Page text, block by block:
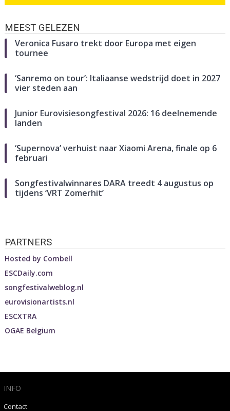
MEEST GELEZEN
Veronica Fusaro trekt door Europa met eigen
tournee
‘Sanremo on tour’: Italiaanse wedstrijd doet in 2027
vier steden aan
Junior Eurovisiesongfestival 2026: 16 deelnemende
landen
‘Supernova’ verhuist naar Xiaomi Arena, finale op 6
februari
Songfestivalwinnares DARA treedt 4 augustus op
tijdens ‘VRT Zomerhit’
PARTNERS
Hosted by Combell
ESCDaily.com
songfestivalweblog.nl
eurovisionartists.nl
ESCXTRA
OGAE Belgium
INFO
Contact